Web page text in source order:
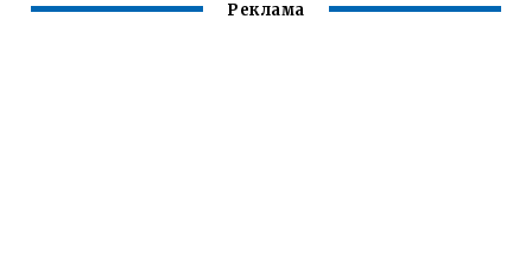
Реклама